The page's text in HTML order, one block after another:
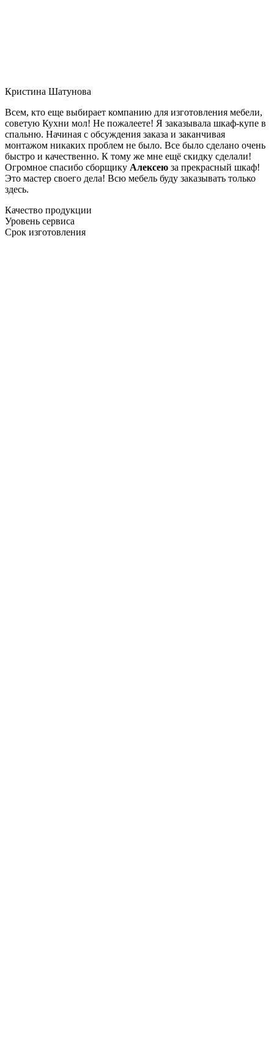
Кристина Шатунова
Всем, кто еще выбирает компанию для изготовления мебели,
советую Кухни мол! Не пожалеете! Я заказывала шкаф-купе в
спальню. Начиная с обсуждения заказа и заканчивая
монтажом никаких проблем не было. Все было сделано очень
быстро и качественно. К тому же мне ещё скидку сделали!
Огромное спасибо сборщику Алексею за прекрасный шкаф!
Это мастер своего дела! Всю мебель буду заказывать только
здесь.
Качество продукции
Уровень сервиса
Срок изготовления